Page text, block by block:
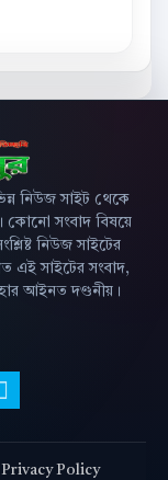
নিউজ সাইট থেকে
কোনো সংবাদ বিষয়ে
নিউজ সাইটের
এই সাইটের সংবাদ,
আইনত দণ্ডনীয়।
করুন
এ শেয়ার করুন
এ শেয়ার
Privacy Policy